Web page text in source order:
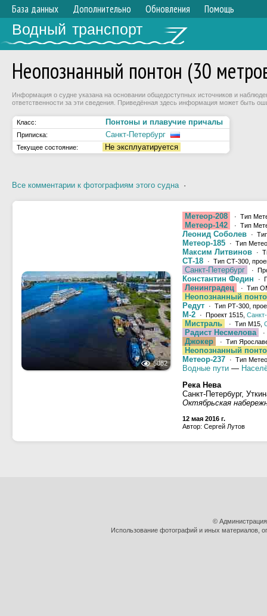
База данных Дополнительно Обновления Помощь
Водный транспорт
Неопознанный понтон (30
Информация о судне указана на основании общедоступных источников и
ответственности за эти сведения. Приведённая здесь информация может быть
Класс: Понтоны и плавучие причалы
Приписка: Санкт-Петербург
Текущее состояние: Не эксплуатируется
Все комментарии к фотографиям этого судна·
5082
Метеор-208 · Тип
Метеор-142 · Тип
Леонид Соболев ·
Метеор-185 · Тип
Максим Литвинов ·
СТ-18 · Тип СТ-300,
Санкт-Петербург ·
Константин Федин ·
Ленинградец · Тип
Неопознанный
Редут
· Тип РТ-300,
М-2 · Проект 1515,
Мистраль · Тип M15,
Радист Несмелова
Джокер · Тип
Неопознанный
Метеор-237
· Тип
Водные пути —
Река Нева
Санкт-Петербург,
Октябрьская
12 мая 2016 г.
Автор: Сергей Лутов
©
Использование фотографий и иных материалов,